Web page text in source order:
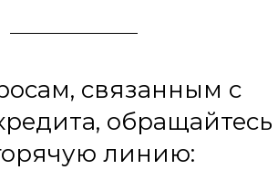
связанным с
обращайтесь
линию: